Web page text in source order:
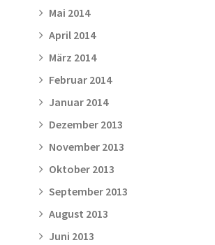
Mai 2014
April 2014
März 2014
Februar 2014
Januar 2014
Dezember 2013
November 2013
Oktober 2013
September 2013
August 2013
Juni 2013